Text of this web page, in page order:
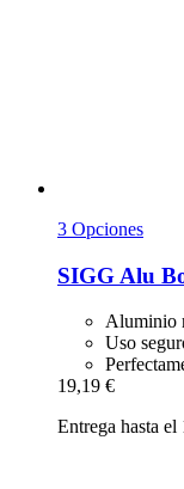
3 Opciones
SIGG Alu
Aluminio
Uso
19,19 €
Entrega hasta el